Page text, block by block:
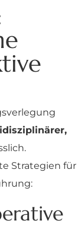
Strategien für